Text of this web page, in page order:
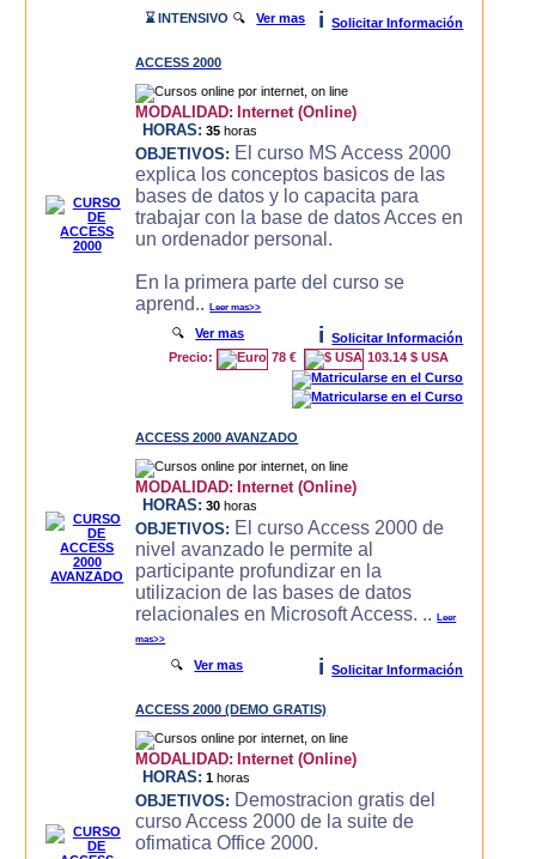
⌛ INTENSIVO 🔍Ver mas i Solicitar Información
ACCESS 2000
MODALIDAD: Internet (Online)
HORAS: 35 horas
OBJETIVOS: El curso MS Access 2000
explica los conceptos basicos de las
bases de datos y lo capacita para
trabajar con la base de datos Acces en
un ordenador personal.
En la primera parte del curso se
aprend..Leer mas>>
🔍Ver mas i
Solicitar Información
Precio:
78 € 103.14 $ USA
ACCESS 2000 AVANZADO
MODALIDAD: Internet (Online)
HORAS: 30 horas
OBJETIVOS: El curso Access 2000 de
nivel avanzado le permite al
participante profundizar en la
utilizacion de las bases de datos
relacionales en Microsoft Access. ..Leer
mas>>
🔍Ver mas i Solicitar Información
ACCESS 2000 (DEMO GRATIS)
MODALIDAD: Internet (Online)
HORAS: 1 horas
OBJETIVOS: Demostracion gratis del
curso Access 2000 de la suite de
ofimatica Office 2000.